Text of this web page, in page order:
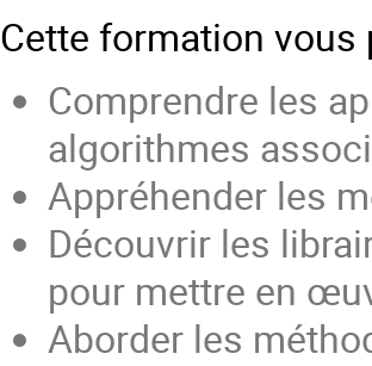
Cette formation vous
Comprendre les
algorithmes
Appréhender les
Découvrir les
pour mettre en
Aborder les